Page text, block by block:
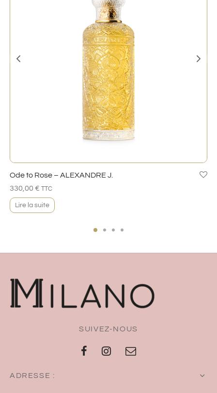
Ode to Rose – ALEXANDRE J.
330,00 € TTC
Lire la suite
SUIVEZ-NOUS
ADRESSE :